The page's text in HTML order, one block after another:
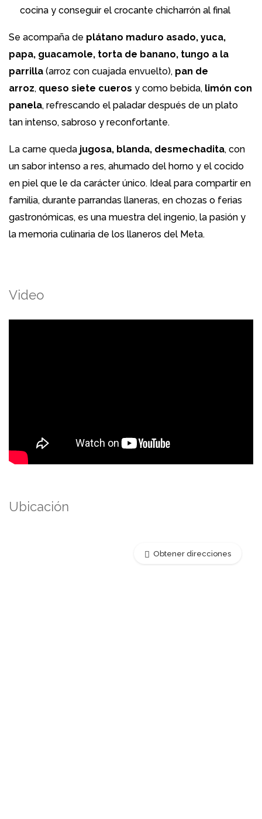
cocina y conseguir el crocante chicharrón al final
Se acompaña de plátano maduro asado, yuca,
papa, guacamole, torta de banano, tungo a la
parrilla (arroz con cuajada envuelto), pan de
arroz, queso siete cueros y como bebida, limón con
panela, refrescando el paladar después de un plato
tan intenso, sabroso y reconfortante.
La carne queda jugosa, blanda, desmechadita, con
un sabor intenso a res, ahumado del horno y el cocido
en piel que le da carácter único. Ideal para compartir en
familia, durante parrandas llaneras, en chozas o ferias
gastronómicas, es una muestra del ingenio, la pasión y
la memoria culinaria de los llaneros del Meta.
Video
Ubicación
Obtener direcciones